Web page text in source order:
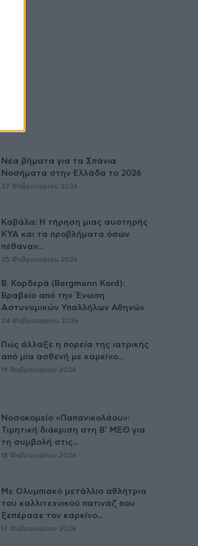
Νέα βήματα για τα Σπάνια
Νοσήματα στην Ελλάδα το 2026
27 Φεβρουαρίου 2026
Καβάλα: Η τήρηση μιας αυστηρής
ΚΥΑ και τα προβλήματα όσων
πέθαναν...
25 Φεβρουαρίου 2026
Β. Κορδερά (Bergmann Kord):
Βραβείο από την Ένωση
Αστυνομικών Υπαλλήλων Αθηνών
24 Φεβρουαρίου 2026
Πώς άλλαξε η πορεία της ιατρικής
από μία ασθενή με καρκίνο...
19 Φεβρουαρίου 2026
Νοσοκομείο «Παπανικολάου»:
Τιμητική διάκριση στη Β’ ΜΕΘ για
τη συμβολή στις...
18 Φεβρουαρίου 2026
Με Ολυμπιακό μετάλλιο αθλήτρια
του καλλιτεχνικού πατινάζ που
ξεπέρασε τον καρκίνο...
17 Φεβρουαρίου 2026